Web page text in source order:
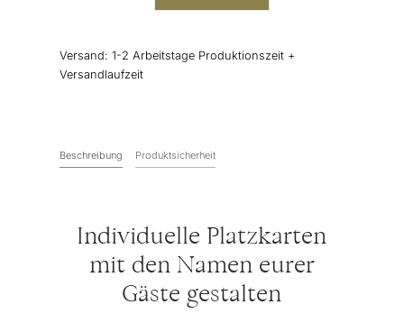
elegant
Menge
Versand: 1-2 Arbeitstage Produktionszeit +
Versandlaufzeit
Beschreibung Produktsicherheit
Individuelle Platzkarten
mit den Namen eurer
Gäste gestalten